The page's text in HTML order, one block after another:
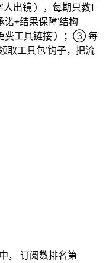
出镜’），每期只教1
+结果保障’结构
费工具链接’）；③ 每
取工具包’钩子，把流
，
订阅数排名第